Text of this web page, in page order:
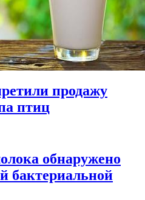
продажу
птиц
обнаружено
бактериальной